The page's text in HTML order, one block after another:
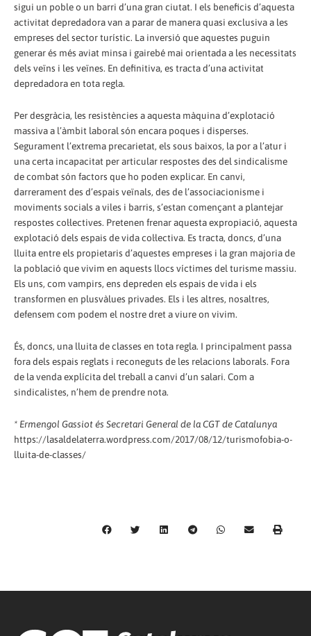
sigui un poble o un barri d’una gran ciutat. I els beneficis d’aquesta
activitat depredadora van a parar de manera quasi exclusiva a les
empreses del sector turístic. La inversió que aquestes puguin
generar és més aviat minsa i gairebé mai orientada a les necessitats
dels veïns i les veïnes. En definitiva, es tracta d’una activitat
depredadora en tota regla.
Per desgràcia, les resistències a aquesta màquina d’explotació
massiva a l’àmbit laboral són encara poques i disperses.
Segurament l’extrema precarietat, els sous baixos, la por a l’atur i
una certa incapacitat per articular respostes des del sindicalisme
de combat són factors que ho poden explicar. En canvi,
darrerament des d’espais veïnals, des de l’associacionisme i
moviments socials a viles i barris, s’estan començant a plantejar
respostes col·lectives. Pretenen frenar aquesta expropiació, aquesta
explotació dels espais de vida col·lectiva. Es tracta, doncs, d’una
lluita entre els propietaris d’aquestes empreses i la gran majoria de
la població que vivim en aquests llocs víctimes del turisme massiu.
Els uns, com vampirs, ens depreden els espais de vida i els
transformen en plusvàlues privades. Els i les altres, nosaltres,
defensem com podem el nostre dret a viure on vivim.
És, doncs, una lluita de classes en tota regla. I principalment passa
fora dels espais reglats i reconeguts de les relacions laborals. Fora
de la venda explícita del treball a canvi d’un salari. Com a
sindicalistes, n’hem de prendre nota.
* Ermengol Gassiot és Secretari General de la CGT de Catalunya
https://lasaldelaterra.wordpress.com/2017/08/12/turismofobia-o-
lluita-de-classes/